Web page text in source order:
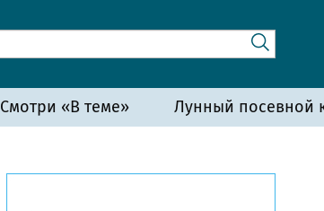
Смотри «В теме» Лунный посевной